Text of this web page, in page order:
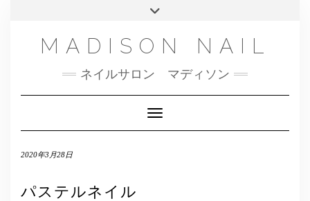
NAILBOOK(ご予約はこちら）
FACEBOOK
メール
MADISON NAIL
ネイルサロン マディソン
Toggle Navigation
2020年3月28日
パステルネイル